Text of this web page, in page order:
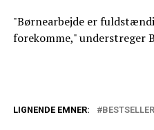
"Børnearbejde er
forekomme," understreger
LIGNENDE EMNER: BESTSELLER